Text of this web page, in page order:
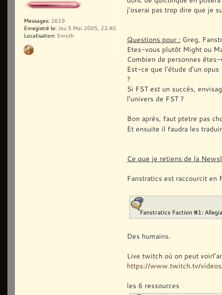
j'oserai pas trop dire que je
Questions pour : Greg,
Etes-vous plutôt Might ou
Combien de personnes
Est-ce que l'étude d'un opus
?
Si FST est un succès,
l'univers de FST ?
Bon après, faut ptetre pas
Et ensuite il faudra les
Ce que je retiens de la
Fanstratics est raccourcit en
Fanstratics Faction #1:
Des humains.
Live twitch où on peut
https://www.twitch.tv/
les 6 ressources
Messages: 2619
Enregistré le: Jeu 5 Mai 2005, 22:40
Localisation: Enroth